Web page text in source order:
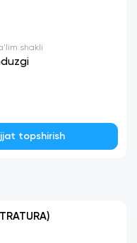
shakli
topshirish